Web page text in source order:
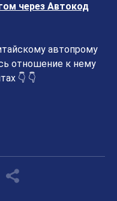
через Автокод
автопрому
отношение к нему
👇 👇